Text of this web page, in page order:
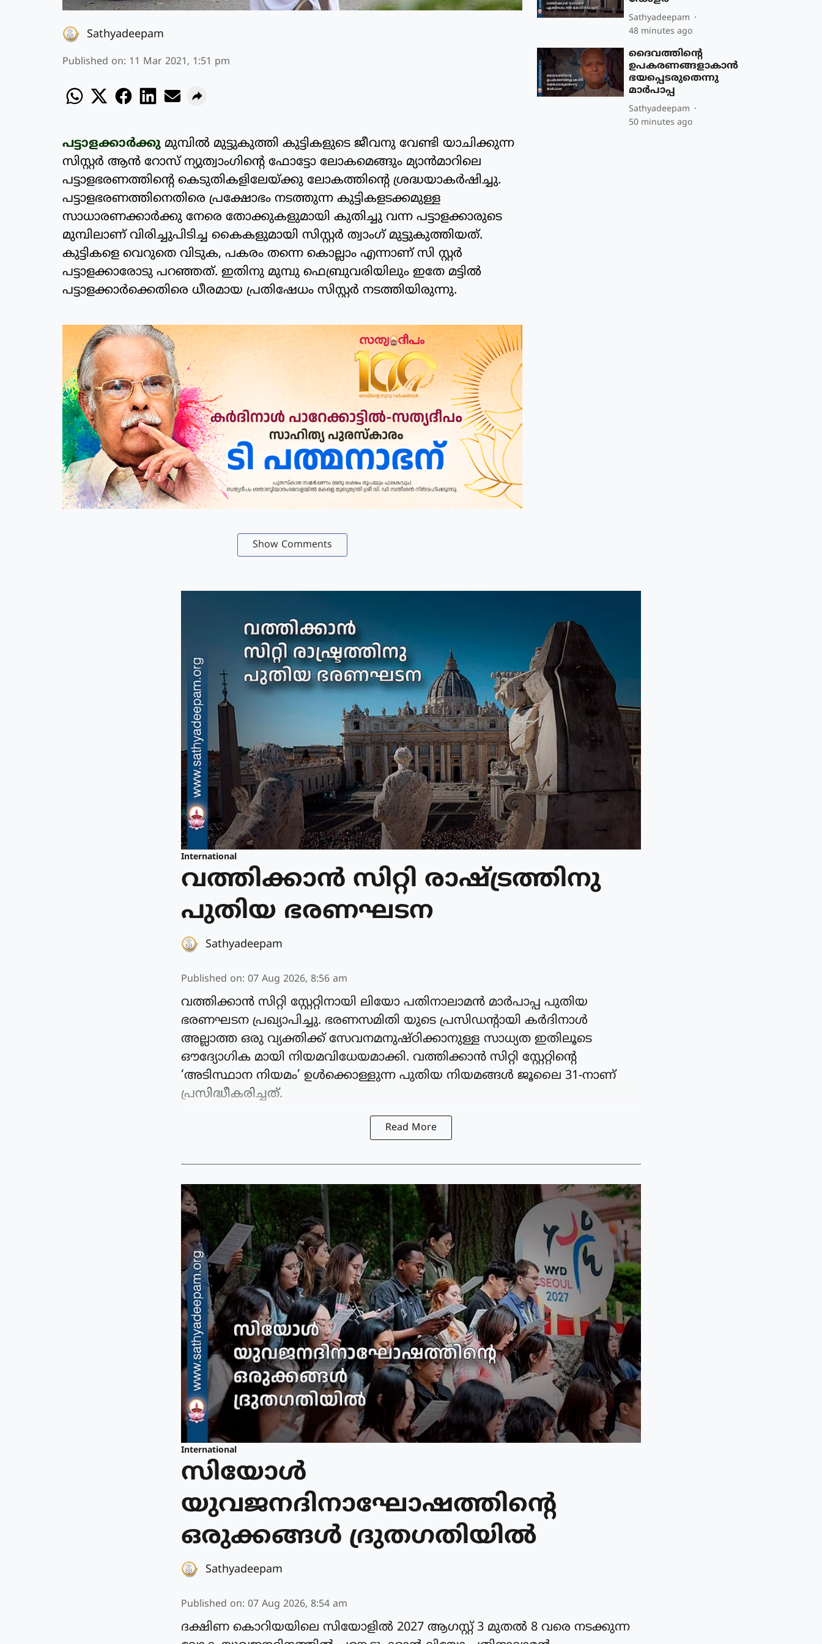
Sathyadeepam
Published on: 11 Mar 2021, 1:51 pm
പട്ടാളക്കാര്‍ക്കു മുമ്പില്‍ മുട്ടുകുത്തി കുട്ടികളുടെ ജീവനു വേണ്ടി യാചിക്കുന്ന
സിസ്റ്റര്‍ ആന്‍ റോസ് ന്യുത്വാംഗിന്റെ ഫോട്ടോ ലോകമെങ്ങും മ്യാന്‍മാറിലെ
പട്ടാളഭരണത്തിന്റെ കെടുതികളിലേയ്ക്കു ലോകത്തിന്റെ ശ്രദ്ധയാകര്‍ഷിച്ചു.
പട്ടാളഭരണത്തിനെതിരെ പ്രക്ഷോഭം നടത്തുന്ന കുട്ടികളടക്കമുള്ള
സാധാരണക്കാര്‍ക്കു നേരെ തോക്കുകളുമായി കുതിച്ചു വന്ന പട്ടാളക്കാരുടെ
മുമ്പിലാണ് വിരിച്ചുപിടിച്ച കൈകളുമായി സിസ്റ്റര്‍ ത്വാംഗ് മുട്ടുകുത്തിയത്.
കുട്ടികളെ വെറുതെ വിടുക, പകരം തന്നെ കൊല്ലാം എന്നാണ് സി സ്റ്റര്‍
പട്ടാളക്കാരോടു പറഞ്ഞത്. ഇതിനു മുമ്പു ഫെബ്രുവരിയിലും ഇതേ മട്ടില്‍
പട്ടാളക്കാര്‍ക്കെതിരെ ധീരമായ പ്രതിഷേധം സിസ്റ്റര്‍ നടത്തിയിരുന്നു.
Show Comments
Sathyadeepam
48 minutes ago
ദൈവത്തിന്റെ
ഉപകരണങ്ങളാകാന്‍
ഭയപ്പെടരുതെന്നു
മാര്‍പാപ്പ
Sathyadeepam
50 minutes ago
International
വത്തിക്കാന്‍ സിറ്റി രാഷ്ട്രത്തിനു
പുതിയ ഭരണഘടന
Sathyadeepam
Published on: 07 Aug 2026, 8:56 am
വത്തിക്കാന്‍ സിറ്റി സ്റ്റേറ്റിനായി ലിയോ പതിനാലാമന്‍ മാര്‍പാപ്പ പുതിയ
ഭരണഘടന പ്രഖ്യാപിച്ചു. ഭരണസമിതി യുടെ പ്രസിഡന്റായി കര്‍ദിനാള്‍
അല്ലാത്ത ഒരു വ്യക്തിക്ക് സേവനമനുഷ്ഠിക്കാനുള്ള സാധ്യത ഇതിലൂടെ
ഔദ്യോഗിക മായി നിയമവിധേയമാക്കി. വത്തിക്കാന്‍ സിറ്റി സ്റ്റേറ്റിന്റെ
‘അടിസ്ഥാന നിയമം’ ഉള്‍ക്കൊള്ളുന്ന പുതിയ നിയമങ്ങള്‍ ജൂലൈ 31-നാണ്
പ്രസിദ്ധീകരിച്ചത്.
Read More
International
സിയോള്‍
യുവജനദിനാഘോഷത്തിന്റെ
ഒരുക്കങ്ങള്‍ ദ്രുതഗതിയില്‍
Sathyadeepam
Published on: 07 Aug 2026, 8:54 am
ദക്ഷിണ കൊറിയയിലെ സിയോളില്‍ 2027 ആഗസ്റ്റ് 3 മുതല്‍ 8 വരെ നടക്കുന്ന